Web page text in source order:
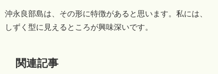
沖永良部島は、その形に特徴があると思います。私には、
しずく型に見えるところが興味深いです。
関連記事